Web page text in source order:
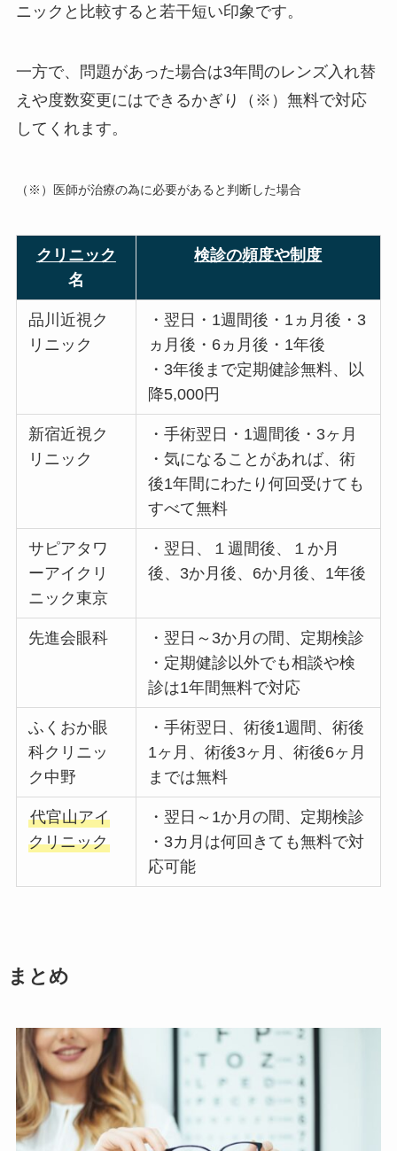
ニックと比較すると若干短い印象です。
一方で、問題があった場合は3年間のレンズ入れ替
えや度数変更にはできるかぎり（※）無料で対応
してくれます。
（※）医師が治療の為に必要があると判断した場合
クリニック
名
検診の頻度や制度
品川近視ク
リニック
・翌日・1週間後・1ヵ月後・3
ヵ月後・6ヵ月後・1年後
・3年後まで定期健診無料、以
降5,000円
新宿近視ク
リニック
・手術翌日・1週間後・3ヶ月
・気になることがあれば、術
後1年間にわたり何回受けても
すべて無料
サピアタワ
ーアイクリ
ニック東京
・翌日、１週間後、１か月
後、3か月後、6か月後、1年後
先進会眼科
・翌日～3か月の間、定期検診
・定期健診以外でも相談や検
診は1年間無料で対応
ふくおか眼
科クリニッ
ク中野
・手術翌日、術後1週間、術後
1ヶ月、術後3ヶ月、術後6ヶ月
までは無料
代官山アイ
クリニック
・翌日～1か月の間、定期検診
・3カ月は何回きても無料で対
応可能
まとめ